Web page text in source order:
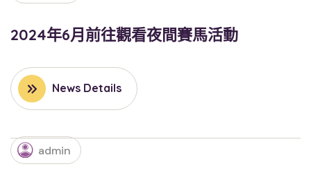
2024年6月前往觀看夜間賽馬活動
News Details
admin